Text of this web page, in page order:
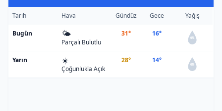
Tarih Hava Gündüz Gece Yağış
Bugün 🌤️
Parçalı Bulutlu
31° 16°
0%
Yarın ☀️
Çoğunlukla Açık
28° 14°
0%